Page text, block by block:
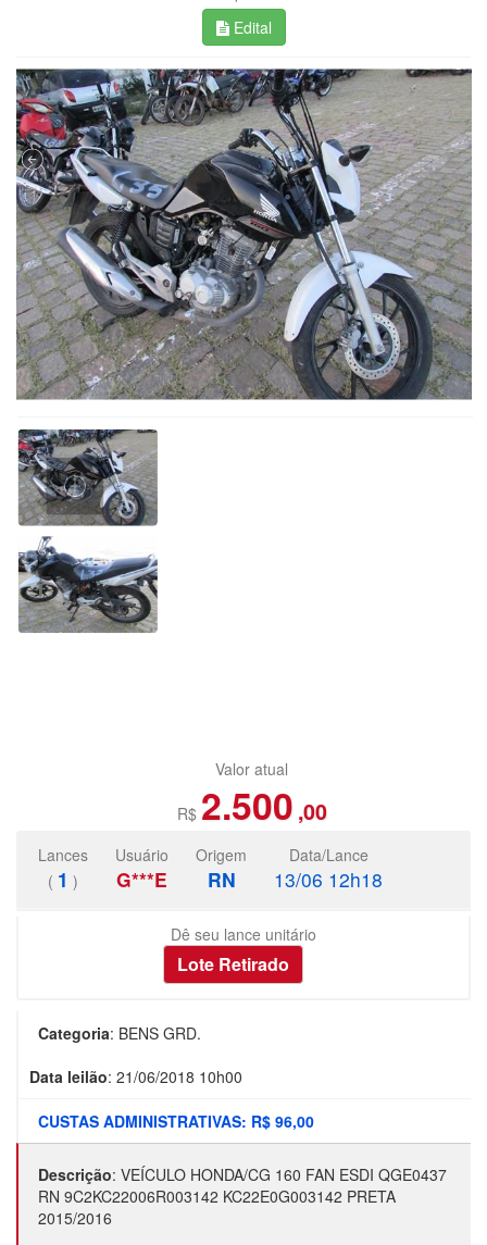
Edital
Valor atual
R$ 2.500 ,00
Lances
( 1 )
Usuário
G***E
Origem
RN
Data/Lance
13/06 12h18
Dê seu lance unitário
Categoria: BENS GRD.
Data leilão: 21/06/2018 10h00
CUSTAS ADMINISTRATIVAS: R$ 96,00
Descrição: VEÍCULO HONDA/CG 160 FAN ESDI QGE0437
RN 9C2KC22006R003142 KC22E0G003142 PRETA
2015/2016